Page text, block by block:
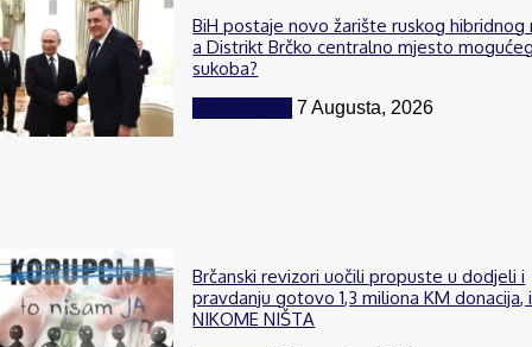
BiH postaje novo žarište ruskog hibridnog
a Distrikt Brčko centralno mjesto
sukoba?
7 Augusta, 2026
Brčanski revizori uočili propuste u dodjeli i
pravdanju gotovo 1,3 miliona KM donacija, i
NIKOME NIŠTA